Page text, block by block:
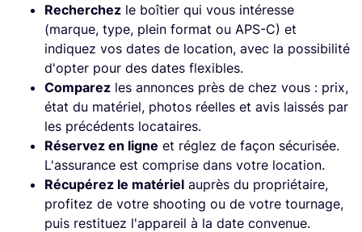
Recherchez le boîtier qui vous intéresse
(marque, type, plein format ou APS-C) et
indiquez vos dates de location, avec la possibilité
d'opter pour des dates flexibles.
Comparez les annonces près de chez vous : prix,
état du matériel, photos réelles et avis laissés par
les précédents locataires.
Réservez en ligne et réglez de façon sécurisée.
L'assurance est comprise dans votre location.
Récupérez le matériel auprès du propriétaire,
profitez de votre shooting ou de votre tournage,
puis restituez l'appareil à la date convenue.